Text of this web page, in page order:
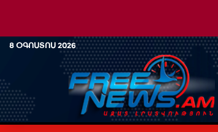
8 ՕԳՈՍՏՈՍ 2026